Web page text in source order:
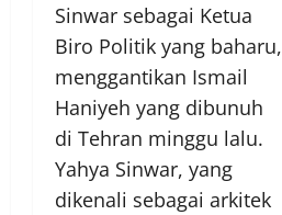
Sinwar sebagai Ketua
Biro Politik yang baharu,
menggantikan Ismail
Haniyeh yang dibunuh
di Tehran minggu lalu.
Yahya Sinwar, yang
dikenali sebagai arkitek